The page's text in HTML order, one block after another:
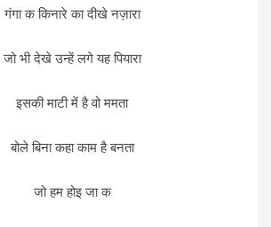
गंगा क किनारे का दीखे नज़ारा
जो भी देखे उन्हें लगे यह पियारा
इसकी माटी में है वो ममता
बोले बिना कहा काम है बनता
जो हम होइ जा क